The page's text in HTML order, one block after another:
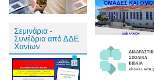
Σεμινάρια -
Συνέδρια από ΔΔΕ
Χανίων